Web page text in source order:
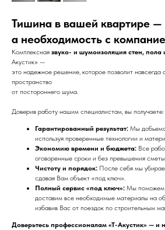
Тишина в вашей квартире —
а необходимость с
Комплексная звуко- и шумоизоляция стен, пола
Акустик» —
это надежное решение, которое позволит навсегда
пространство
от постороннего шума.
Доверив работу нашим специалистам, вы получаете:
Гарантированный результат: Мы
используя проверенные технологии и
Экономию времени и бюджета: Все
оговоренные сроки и без превышения
Чистоту и порядок: После себя мы
сдавая Вам объект «под ключ».
Полный сервис «под ключ»: Мы поможем
доставим все необходимые материалы на
избавив Вас от поездок по строительным
Доверьтесь профессионалам «Т-Акустик» — и